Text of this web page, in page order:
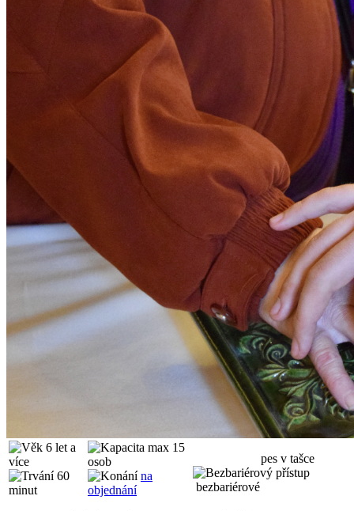
6 let a
více
60
minut
max 15
osob
na
objednání
pes v tašce
bezbariérové